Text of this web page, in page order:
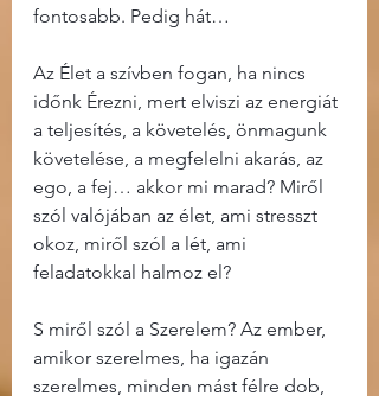
fontosabb. Pedig hát…
Az Élet a szívben fogan, ha nincs
időnk Érezni, mert elviszi az energiát
a teljesítés, a követelés, önmagunk
követelése, a megfelelni akarás, az
ego, a fej… akkor mi marad? Miről
szól valójában az élet, ami stresszt
okoz, miről szól a lét, ami
feladatokkal halmoz el?
S miről szól a Szerelem? Az ember,
amikor szerelmes, ha igazán
szerelmes, minden mást félre dob,